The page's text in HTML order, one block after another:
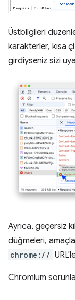
Üstbilgileri
karakterler, kısa
girdiyseniz sizi
Ayrıca, geçersiz
düğmeleri,
chrome://
Chromium